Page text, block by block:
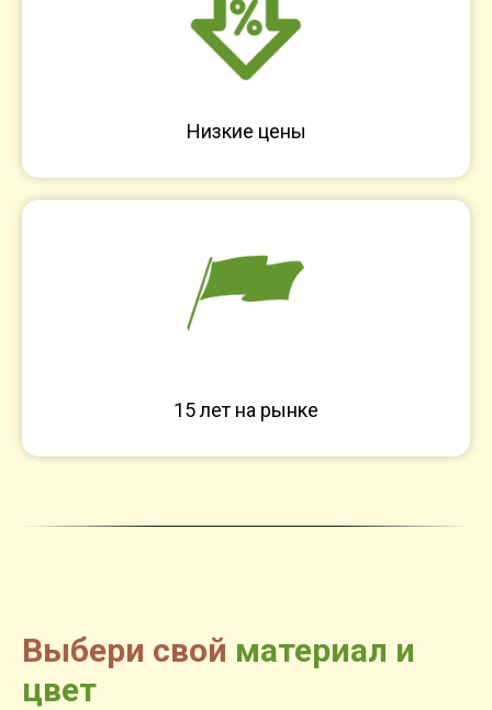
Низкие цены
15 лет на рынке
Выбери свой материал и
цвет